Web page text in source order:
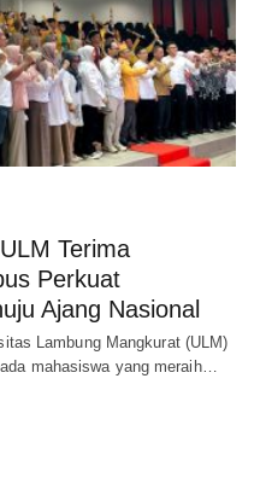
Terima
Perkuat
Ajang Nasional
Lambung Mangkurat (ULM)
mahasiswa yang meraih…